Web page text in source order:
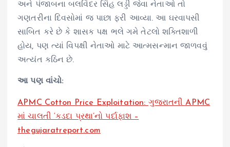
અને પંજાબના બલવિંદર સિંહ લડ્ડી જેવા નેતાઓ તો
ગણતરીના દિવસોમાં જ પાછા ફરી આવ્યા. આ ઘરવાપસી
સાબિત કરે છે કે શાસક પક્ષ ભલે ગમે તેટલો શક્તિશાળી
હોય, પણ ત્યાં વિપક્ષી નેતાઓ માટે આત્મસન્માન જાળવવું
અત્યંત કઠિન છે.
આ પણ વાંચો:
APMC Cotton Price Exploitation: ગુજરાતની APMC
માં ચાલતી ‘કડદા પ્રથા’નો પર્દાફાશ –
thegujaratreport.com